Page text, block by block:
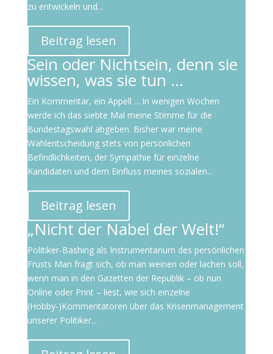
zu entwickeln und...
Beitrag lesen
Sein oder Nichtsein, denn sie
wissen, was sie tun …
Ein Kommentar, ein Appell ... In wenigen Wochen
werde ich das siebte Mal meine Stimme für die
Bundestagswahl abgeben. Bisher war meine
Wahlentscheidung stets von persönlichen
Befindlichkeiten, der Sympathie für einzelne
Kandidaten und dem Einfluss meines sozialen...
Beitrag lesen
„Nicht der Nabel der Welt!“
Politiker-Bashing als Instrumentarium des persönlichen
Frusts Man fragt sich, ob man weinen oder lachen soll,
wenn man in den Gazetten der Republik – ob nun
Online oder Print – liest, wie sich einzelne
(Hobby-)Kommentatoren über das Krisenmanagement
unserer Politiker...